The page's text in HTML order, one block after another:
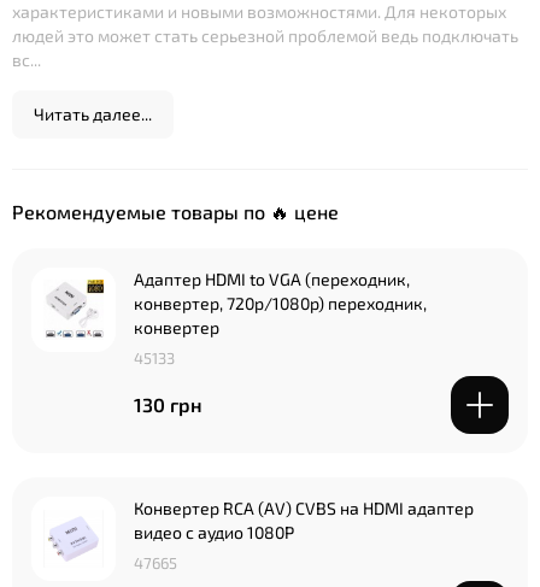
характеристиками и новыми возможностями. Для некоторых
людей это может стать серьезной проблемой ведь подключать
вс...
Читать далее...
Рекомендуемые товары по 🔥 цене
Адаптер HDMI to VGA (переходник,
конвертер, 720p/1080p) переходник,
конвертер
45133
130 грн
Конвертер RCA (AV) CVBS на HDMI адаптер
видео с аудио 1080P
47665